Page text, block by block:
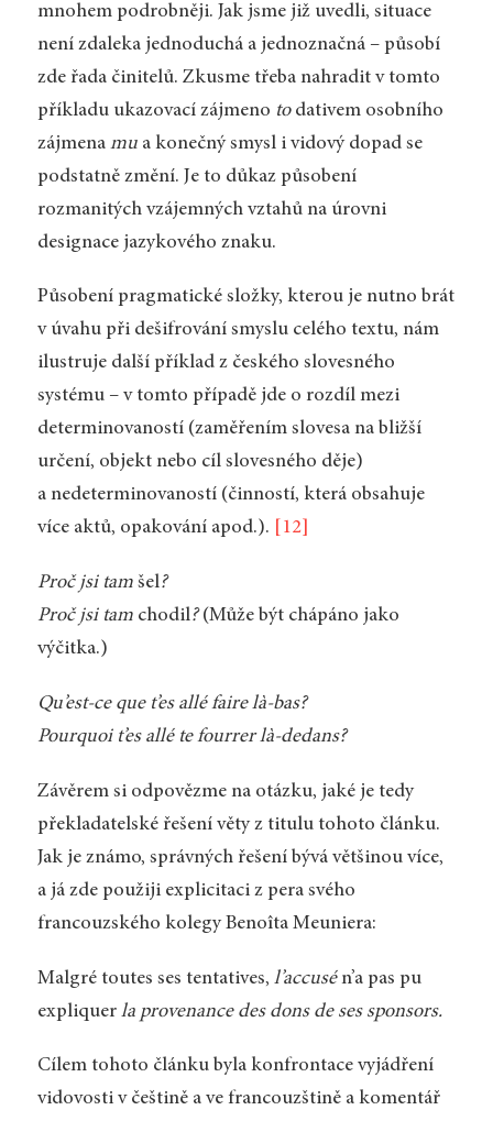
mnohem podrobněji. Jak jsme již uvedli, situace
není zdaleka jednoduchá a jednoznačná – působí
zde řada činitelů. Zkusme třeba nahradit v tomto
příkladu ukazovací zájmeno todativem osobního
zájmena mua konečný smysl i vidový dopad se
podstatně změní. Je to důkaz působení
rozmanitých vzájemných vztahů na úrovni
designace jazykového znaku.
Působení pragmatické složky, kterou je nutno brát
v úvahu při dešifrování smyslu celého textu, nám
ilustruje další příklad z českého slovesného
systému – v tomto případě jde o rozdíl mezi
determinovaností (zaměřením slovesa na bližší
určení, objekt nebo cíl slovesného děje)
a nedeterminovaností (činností, která obsahuje
více aktů, opakování apod.).
[12]
Proč jsi tamšel?
Proč jsi tamchodil?(Může být chápáno jako
výčitka.)
Qu’est-ce que t’es allé faire là-bas?
Pourquoi t’es allé te fourrer là-dedans?
Závěrem si odpovězme na otázku, jaké je tedy
překladatelské řešení věty z titulu tohoto článku.
Jak je známo, správných řešení bývá většinou více,
a já zde použiji explicitaci z pera svého
francouzského kolegy Benoîta Meuniera:
Malgré toutes ses tentatives, l’accusén’a pas pu
expliquer la provenance des dons de ses sponsors.
Cílem tohoto článku byla konfrontace vyjádření
vidovosti v češtině a ve francouzštině a komentář